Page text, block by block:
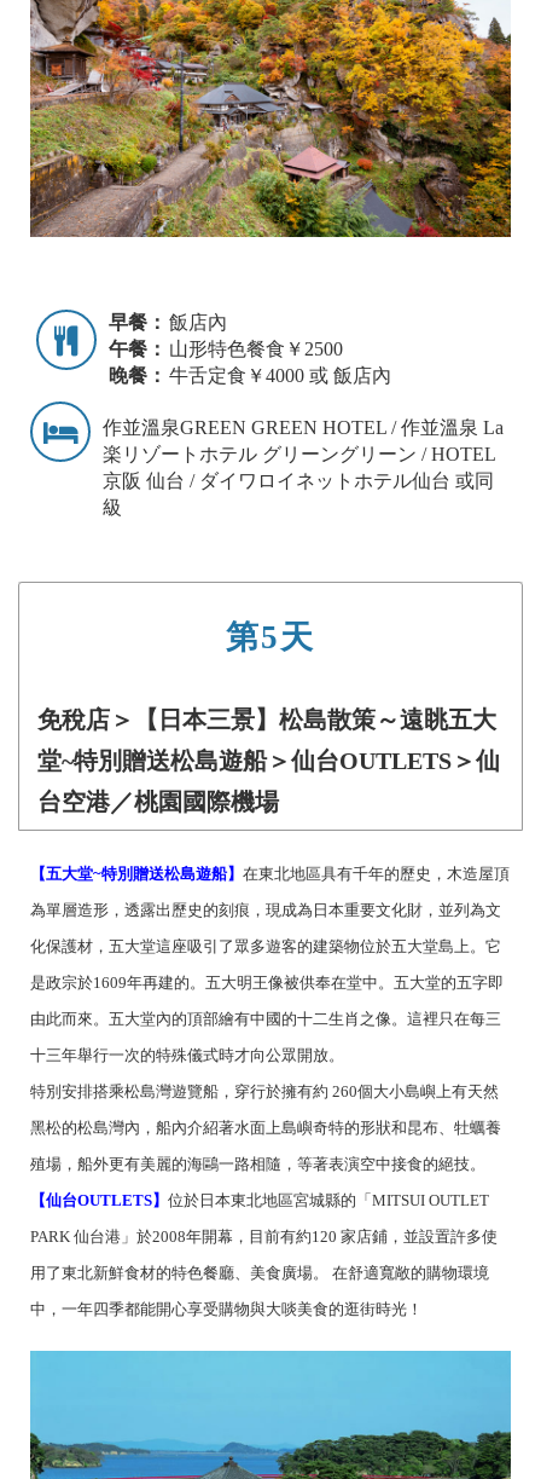
早餐： 飯店內
午餐： 山形特色餐食￥2500
晚餐： 牛舌定食￥4000 或 飯店內
作並溫泉GREEN GREEN HOTEL / 作並溫泉 La
楽リゾートホテル グリーングリーン / HOTEL
京阪 仙台 / ダイワロイネットホテル仙台 或同
級
第5天
免稅店＞【日本三景】松島散策～遠眺五大
堂~特別贈送松島遊船＞仙台OUTLETS＞仙
台空港／桃園國際機場
【五大堂~特別贈送松島遊船】 在東北地區具有千年的歷史，木造屋頂
為單層造形，透露出歷史的刻痕，現成為日本重要文化財，並列為文
化保護材，五大堂這座吸引了眾多遊客的建築物位於五大堂島上。它
是政宗於1609年再建的。五大明王像被供奉在堂中。五大堂的五字即
由此而來。五大堂內的頂部繪有中國的十二生肖之像。這裡只在每三
十三年舉行一次的特殊儀式時才向公眾開放。
特別安排搭乘松島灣遊覽船，穿行於擁有約 260個大小島嶼上有天然
黑松的松島灣內，船內介紹著水面上島嶼奇特的形狀和昆布、牡蠣養
殖場，船外更有美麗的海鷗一路相隨，等著表演空中接食的絕技。
【仙台OUTLETS】 位於日本東北地區宮城縣的「MITSUI OUTLET
PARK 仙台港」於2008年開幕，目前有約120 家店鋪，並設置許多使
用了東北新鮮食材的特色餐廳、美食廣場。 在舒適寬敞的購物環境
中，一年四季都能開心享受購物與大啖美食的逛街時光！